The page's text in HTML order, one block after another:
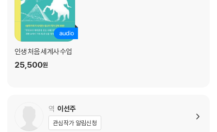
바이킹족의 유럽 정복: 스칸디나비아의 용맹한 전사들 … 150
신성 로마 제국의 탄생: 샤를마뉴와 기사도 정신 … 154
동서 교회 대분열: 로마 가톨릭과 동방 정교회, 갈라서다 … 159
코르도바 칼리프국: 이베리아 반도의 이슬람 문화 … 169
그레이트 짐바브웨: 중세 아프리카의 신비한 유적 … 172
비잔틴 제국의 멸망: 로마 제국, 막을 내리다 … 186
③ 제국주의의 확산과 혁명의 시대, 근대
인생 처음 세계사 수업
25,500원
역 이선주
관심작가 알림신청